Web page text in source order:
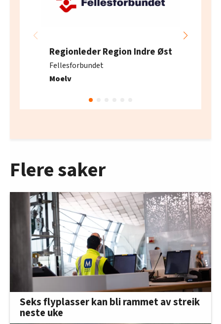
Regionleder Region Indre Øst
Fellesforbundet
Moelv
Flere saker
Seks flyplasser kan bli rammet av streik
neste uke